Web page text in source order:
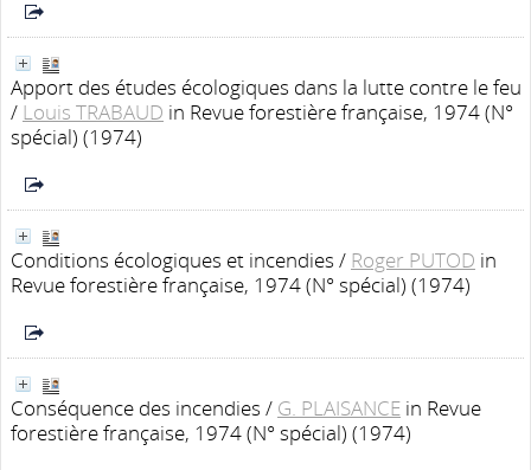
Apport des études écologiques dans la lutte contre le feu
/ Louis TRABAUD in Revue forestière française, 1974 (N°
spécial) (1974)
Conditions écologiques et incendies / Roger PUTOD in
Revue forestière française, 1974 (N° spécial) (1974)
Conséquence des incendies / G. PLAISANCE in Revue
forestière française, 1974 (N° spécial) (1974)